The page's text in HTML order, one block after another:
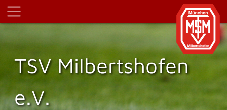
TSV Milbertshofen
e.V.